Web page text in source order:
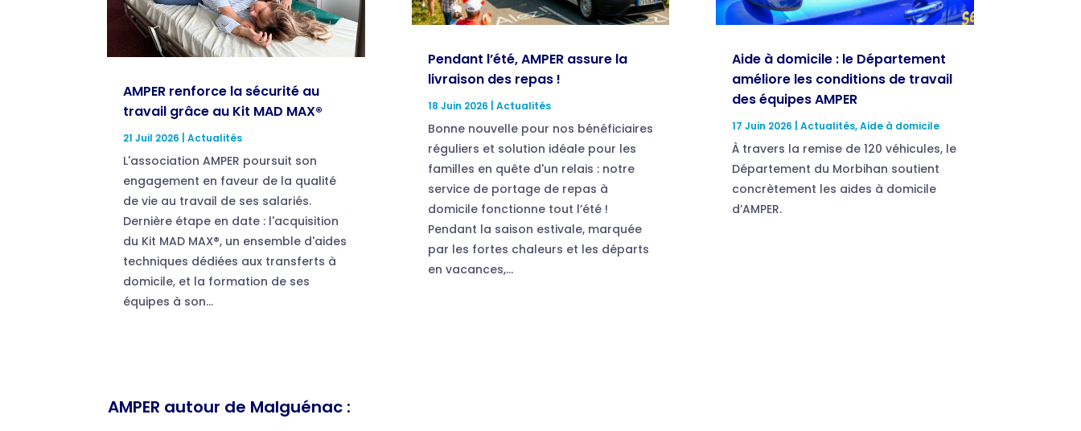
AMPER renforce la sécurité au
travail grâce au Kit MAD MAX®
21 Juil 2026 |Actualités
L'association AMPER poursuit son
engagement en faveur de la qualité
de vie au travail de ses salariés.
Dernière étape en date : l'acquisition
du Kit MAD MAX®, un ensemble d'aides
techniques dédiées aux transferts à
domicile, et la formation de ses
équipes à son...
Pendant l’été, AMPER assure la
livraison des repas !
18 Juin 2026 Actualités
Bonne nouvelle pour nos bénéficiaires
réguliers et solution idéale pour les
familles en quête d'un relais : notre
service de portage de repas à
domicile fonctionne tout l’été !
Pendant la saison estivale, marquée
par les fortes chaleurs et les départs
en vacances,...
Aide à domicile : le Département
améliore les conditions de travail
des équipes AMPER
17 Juin 2026 Actualités,Aide à domicile
À travers la remise de 120 véhicules, le
Département du Morbihan soutient
concrètement les aides à domicile
d’AMPER.
AMPER autour de Malguénac :